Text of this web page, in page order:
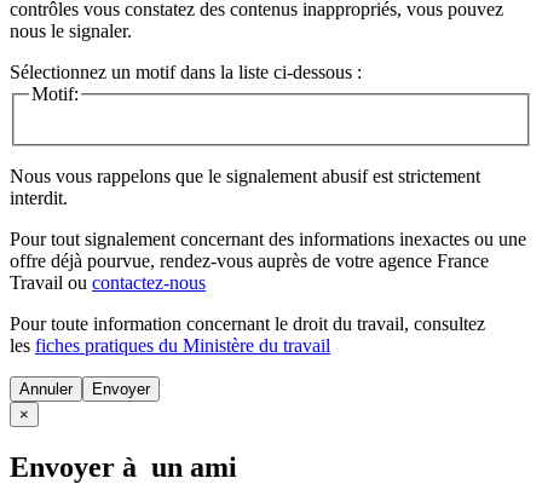
contrôles vous constatez des contenus inappropriés, vous pouvez
nous le signaler.
Sélectionnez un motif dans la liste ci-dessous :
Motif:
Nous vous rappelons que le signalement abusif est strictement
interdit.
Pour tout signalement concernant des informations inexactes ou une
offre déjà pourvue, rendez-vous auprès de votre agence France
Travail ou contactez-nous
Pour toute information concernant le droit du travail, consultez
les fiches pratiques du Ministère du travail
Annuler
×
Envoyer à un ami